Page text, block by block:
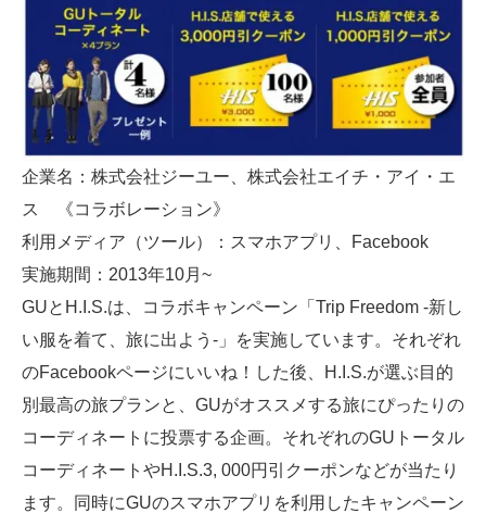
企業名：株式会社ジーユー、株式会社エイチ・アイ・エ
ス 《コラボレーション》
利用メディア（ツール）：スマホアプリ、Facebook
実施期間：2013年10月~
GUとH.I.S.は、コラボキャンペーン「Trip Freedom -新し
い服を着て、旅に出よう-」を実施しています。それぞれ
のFacebookページにいいね！した後、H.I.S.が選ぶ目的
別最高の旅プランと、GUがオススメする旅にぴったりの
コーディネートに投票する企画。それぞれのGUトータル
コーディネートやH.I.S.3, 000円引クーポンなどが当たり
ます。同時にGUのスマホアプリを利用したキャンペーン